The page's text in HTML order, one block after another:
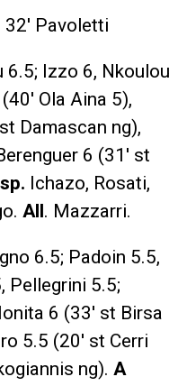
32′ Pavoletti
6.5; Izzo 6, Nkoulou
Ola Aina 5),
Damascan ng),
6 (31′ st
Ichazo, Rosati,
All . Mazzarri.
6.5; Padoin 5.5,
Pellegrini 5.5;
6 (33′ st Birsa
5.5 (20′ st Cerri
ng). A